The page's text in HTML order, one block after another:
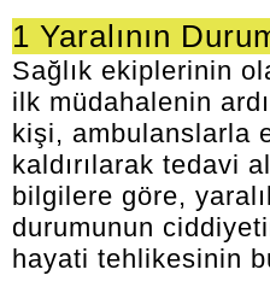
1 Yaralının
Sağlık ekiplerinin
ilk müdahalenin
kişi, ambulanslarla
kaldırılarak tedavi
bilgilere göre,
durumunun
hayati tehlikesinin